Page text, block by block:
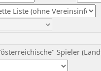
Spieler